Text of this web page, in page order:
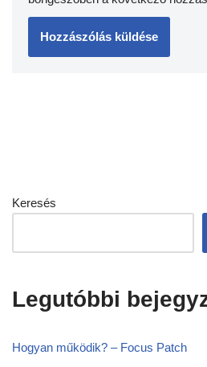
Keresés
Legutóbbi
Hogyan működik? – Focus Patch